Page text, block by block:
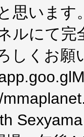
思います
ルにて完
しくお願